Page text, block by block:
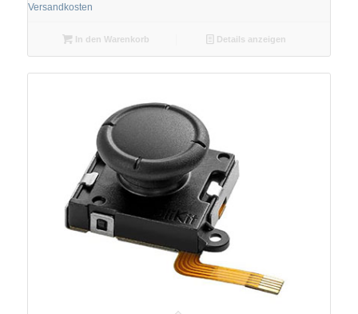
Versandkosten
In den Warenkorb Details anzeigen